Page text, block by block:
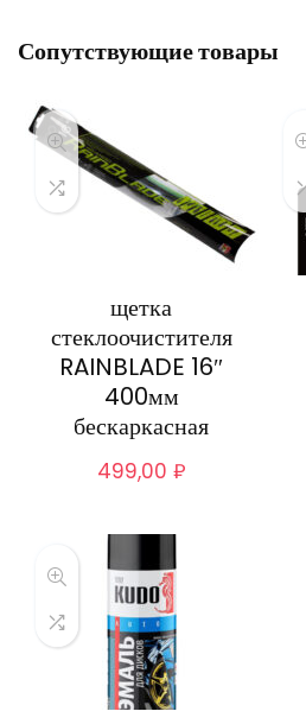
Сопутствующие товары
щетка
стеклоочистителя
RAINBLADE 16″
400мм
бескаркасная
499,00 ₽